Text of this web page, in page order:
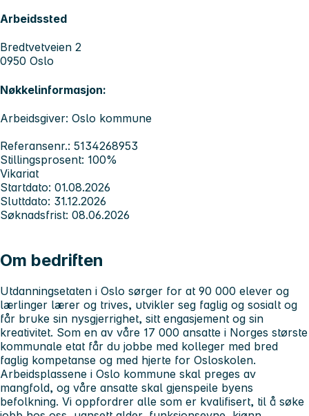
Arbeidssted
Bredtvetveien 2
0950 Oslo
Nøkkelinformasjon:
Arbeidsgiver: Oslo kommune
Referansenr.: 5134268953
Stillingsprosent: 100%
Vikariat
Startdato: 01.08.2026
Sluttdato: 31.12.2026
Søknadsfrist: 08.06.2026
Om bedriften
Utdanningsetaten i Oslo sørger for at 90 000 elever og
lærlinger lærer og trives, utvikler seg faglig og sosialt og
får bruke sin nysgjerrighet, sitt engasjement og sin
kreativitet. Som en av våre 17 000 ansatte i Norges største
kommunale etat får du jobbe med kolleger med bred
faglig kompetanse og med hjerte for Osloskolen.
Arbeidsplassene i Oslo kommune skal preges av
mangfold, og våre ansatte skal gjenspeile byens
befolkning. Vi oppfordrer alle som er kvalifisert, til å søke